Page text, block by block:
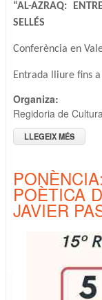
“AL-AZRAQ:
SELLÉS
Conferència en
Entrada lliure fins
Organiza:
Regidoria de
LLEGEIX MÉS
JUST I.
POÈTICA
JAVIER